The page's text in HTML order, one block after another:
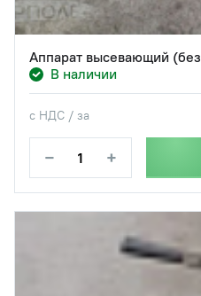
Аппарат высевающий
В наличии
с НДС / за
− +